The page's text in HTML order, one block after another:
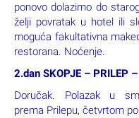
ponovo dolazimo do
želji povratak u hotel ili
moguća fakultativna
restorana. Noćenje.
2.dan SKOPJE – PRILEP
Doručak. Polazak u
prema Prilepu, četvrtom